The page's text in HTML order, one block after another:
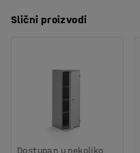
Slični proizvodi
Dostupan u nekoliko